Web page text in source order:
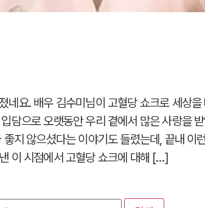
네요. 배우 김수미님이 고혈당 쇼크로 세상
담으로 오랫동안 우리 곁에서 많은 사랑을
지 않으셨다는 이야기도 들렸는데, 끝내 이
이 시점에서 고혈당 쇼크에 대해 […]